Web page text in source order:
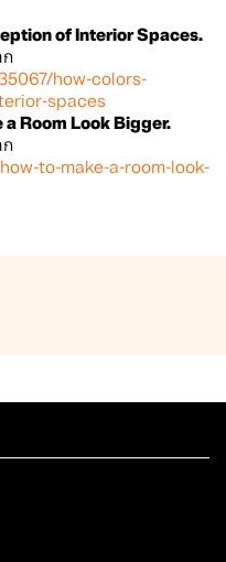
of Interior Spaces.
how-colors-
spaces
Room Look Bigger.
to-make-a-room-look-